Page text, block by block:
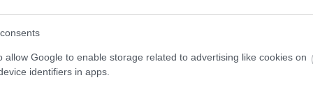
allow Google to enable storage related to advertising like cookies on
identifiers in apps.